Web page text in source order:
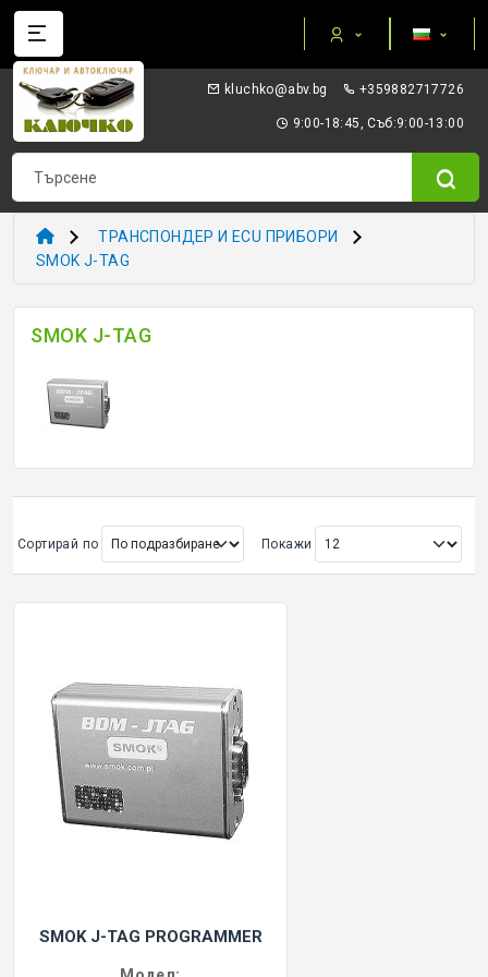
gb.vba@okhculk +359882717726
9:00-18:45, Съб:9:00-13:00
Категории
AUTEL ПРИБОРИ И ОБОРУДВАНЕ
I/O TERMINAL
KEYDIY - ПРИБОРИ КЛЮЧОВЕ ТРАНСПОНДЕРИ
XHORSE VVDI
ТРАНСПОНДЕР И ECU ПРИБОРИ
ЗАГОТОВКИ ERREBI
ЗАГОТОВКИ ДРУГИ
ОРИГИНАЛНИ АВТОКЛЮЧОВЕ
Покажи всички
АВТОКЛЮЧАЛКИ И ЧАСТИ
ЕМУЛАТОРИ
МАСЛА, ХИМИЯ И СПРЕЙОВЕ VOULIS
КУТИЙКИ ЗА АЛАРМИ
ТРАНСПОНДЕР И ECU ПРИБОРИ
SMOK J-TAG
SMOK J-TAG
Сортирай по Покажи
SMOK J-TAG PROGRAMMER